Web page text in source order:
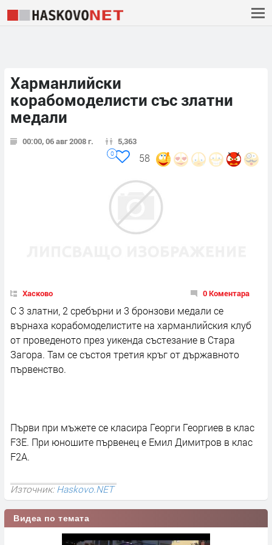
Харманлийски
корабомоделисти със златни
медали
00:00, 06 авг 2008 г. 5,363
58
0
Хасково 0 Коментара
С 3 златни, 2 сребърни и 3 бронзови медали се
върнаха корабомоделистите на харманлийския клуб
от проведеното през уикенда състезание в Стара
Загора. Там се състоя третия кръг от държавното
първенство.
Първи при мъжете се класира Георги Георгиев в клас
F3E. При юношите първенец е Емил Димитров в клас
F2А.
Източник:Haskovo.NET
Видеа по темата